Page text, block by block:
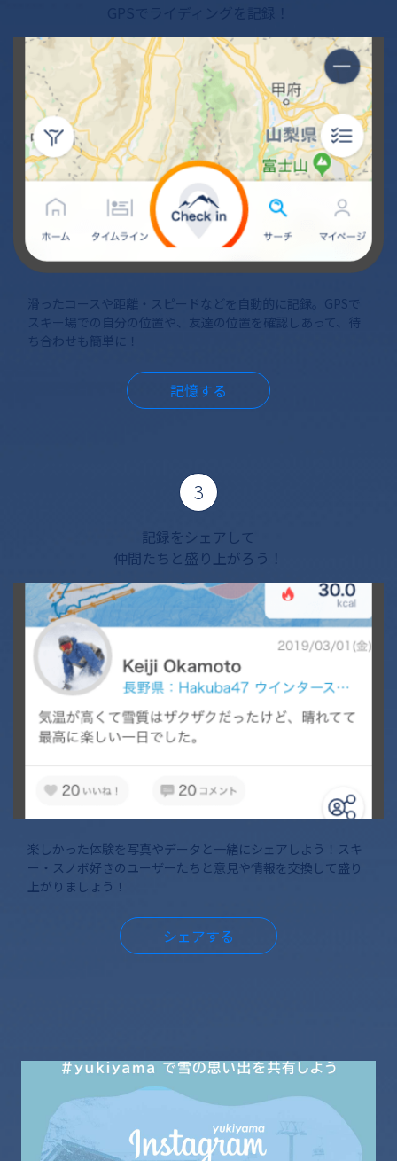
滑ったコースや距離・スピードなどを自動的に記録。GPSで
スキー場での自分の位置や、友達の位置を確認しあって、待
ち合わせも簡単に！
記憶する
3
記録をシェアして
仲間たちと盛り上がろう！
楽しかった体験を写真やデータと一緒にシェアしよう！スキ
ー・スノボ好きのユーザーたちと意見や情報を交換して盛り
上がりましょう！
シェアする